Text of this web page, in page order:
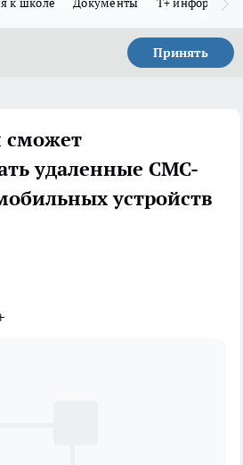
Принять
удаленные СМС-
устройств